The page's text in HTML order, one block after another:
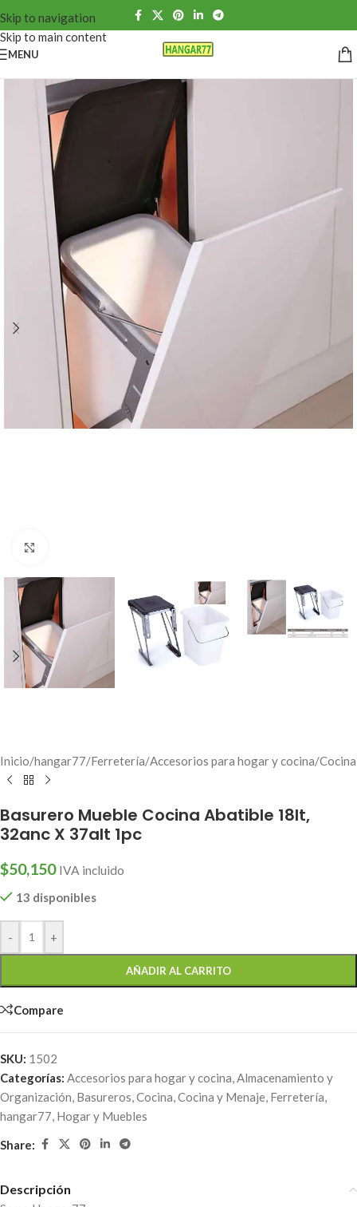
Skip to navigation
Skip to main content
MENU
Inicio/hangar77/Ferretería/Accesorios para hogar y cocina/Cocina
Basurero Mueble Cocina Abatible 18lt,
32anc X 37alt 1pc
$50,150 IVA incluido
13 disponibles
- +
AÑADIR AL CARRITO
Compare
SKU: 1502
Categorías: Accesorios para hogar y cocina,Almacenamiento y
Organización, Basureros,Cocina,Cocina y Menaje, Ferretería,
hangar77, Hogar y Muebles
Share:
Descripción